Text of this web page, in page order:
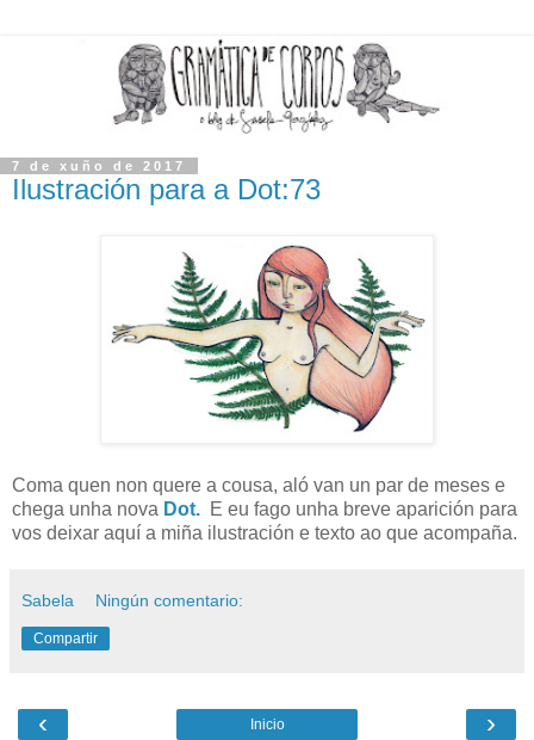
7 de xuño de 2017
Ilustración para a Dot:73
Coma quen non quere a cousa, aló van un par de meses e
chega unha nova Dot. E eu fago unha breve aparición para
vos deixar aquí a miña ilustración e texto ao que acompaña.
Sabela Ningún comentario:
Compartir
‹ ›
Inicio